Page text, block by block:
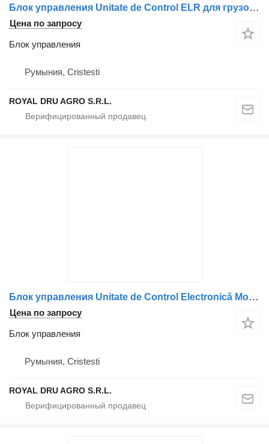
Блок управления Unitate de Control ELR для грузовика Mercedes-Benz A0004460120 / A9574460020 / A0004460320 / A0004461020 / 0004460320 / 0004461020 / 0004460120
Цена по запросу
Блок управления
Румыния, Cristesti
ROYAL DRU AGRO S.R.L.
Блок управления Unitate de Control Electronică Modul Spate для грузовика Mercedes-Benz Cod A0014461217
Цена по запросу
Блок управления
Румыния, Cristesti
ROYAL DRU AGRO S.R.L.